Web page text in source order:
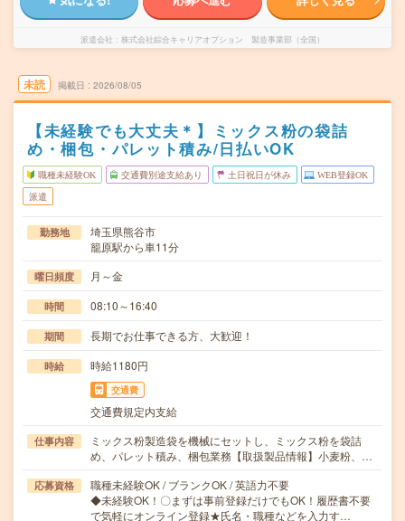
派遣会社 株式会社綜合キャリアオプション 製造事業部（全国）
未読 掲載日 2026/08/05
【未経験でも大丈夫＊】ミックス粉の袋詰
め・梱包・パレット積み/日払いOK
職種未経験OK 交通費別途支給あり 土日祝日が休み WEB登録OK
派遣
勤務地
埼玉県熊谷市
籠原駅から車11分
曜日頻度 月～金
時間 08:10～16:40
期間 長期でお仕事できる方、大歓迎！
時給 時給1180円
交通費
交通費規定内支給
仕事内容
ミックス粉製造袋を機械にセットし、ミックス粉を袋詰
め、パレット積み、梱包業務【取扱製品情報】小麦粉、…
応募資格
職種未経験OK / ブランクOK / 英語力不要
◆未経験OK！〇まずは事前登録だけでもOK！履歴書不要
で気軽にオンライン登録★氏名・職種などを入力す…